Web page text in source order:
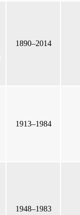
1890–2014
1913–1984
1948–1983